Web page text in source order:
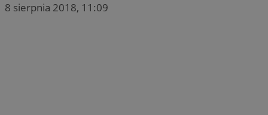
8 sierpnia 2018, 11:09